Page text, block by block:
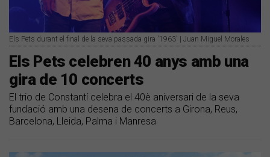
Els Pets durant el final de la seva passada gira '1963' | Juan Miguel Morales
Els Pets celebren 40 anys amb una
gira de 10 concerts
El trio de Constantí celebra el 40è aniversari de la seva
fundació amb una desena de concerts a Girona, Reus,
Barcelona, Lleida, Palma i Manresa